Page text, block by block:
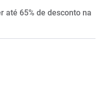
até 65% de desconto na